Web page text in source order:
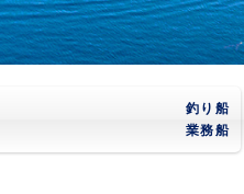
釣り船
業務船